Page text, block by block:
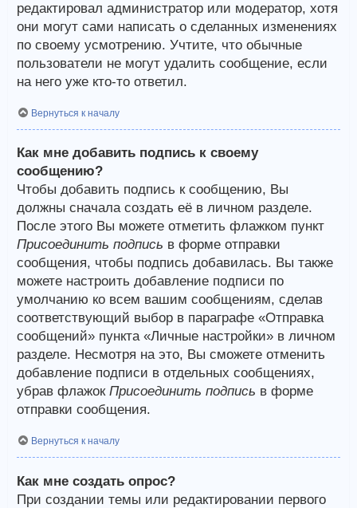
редактировал администратор или модератор, хотя
они могут сами написать о сделанных изменениях
по своему усмотрению. Учтите, что обычные
пользователи не могут удалить сообщение, если
на него уже кто-то ответил.
Вернуться к началу
Как мне добавить подпись к своему
сообщению?
Чтобы добавить подпись к сообщению, Вы
должны сначала создать её в личном разделе.
После этого Вы можете отметить флажком пункт
Присоединить подпись в форме отправки
сообщения, чтобы подпись добавилась. Вы также
можете настроить добавление подписи по
умолчанию ко всем вашим сообщениям, сделав
соответствующий выбор в параграфе «Отправка
сообщений» пункта «Личные настройки» в личном
разделе. Несмотря на это, Вы сможете отменить
добавление подписи в отдельных сообщениях,
убрав флажок Присоединить подпись в форме
отправки сообщения.
Вернуться к началу
Как мне создать опрос?
При создании темы или редактировании первого